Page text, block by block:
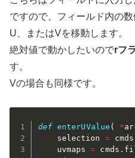
ですので、フィールド内の数
U、またはVを移動します。
絶対値で動かしたいのでrフ
す。
Vの場合も同様です。
def enterUValue ( *
	selection
= cmds
	uvmaps
= cmds .